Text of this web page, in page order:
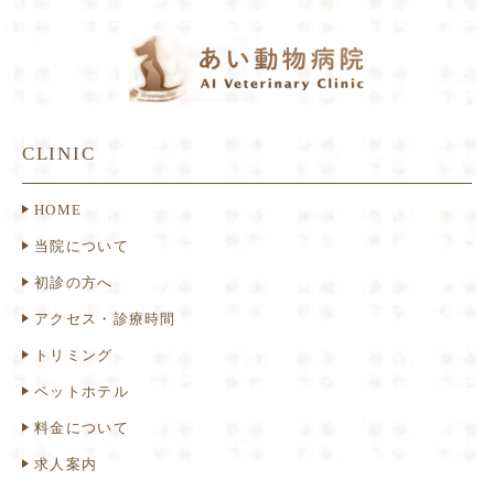
CLINIC
HOME
当院について
初診の方へ
アクセス・診療時間
トリミング
ペットホテル
料金について
求人案内